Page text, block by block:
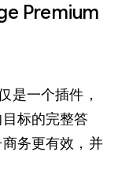
Premium
是一个插件，
标的完整答
务更有效，并